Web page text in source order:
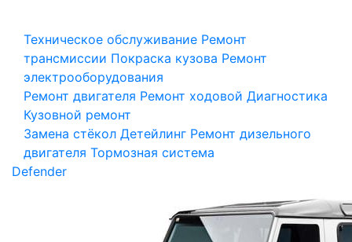
Техническое обслуживание Ремонт
трансмиссии Покраска кузова Ремонт
электрооборудования
Ремонт двигателя Ремонт ходовой Диагностика
Кузовной ремонт
Замена стёкол Детейлинг Ремонт дизельного
двигателя Тормозная система
Defender